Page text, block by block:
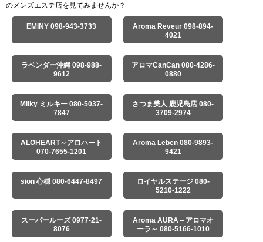
のメンズエステ店を見てみませんか？
EMINY 098-943-3733
Aroma Reveur 098-894-
4021
ラベンダー沖縄 098-988-
9612
アロマCanCan 080-4286-
0880
Milky ミルキー 080-5037-
7847
さつま美人 鹿児島店 080-
3709-2974
ALOHEART～アロハート
070-7655-1201
Aroma Leben 080-9893-
9421
sion 心穏 080-6447-8497
ロイヤルステージ 080-
5210-1222
スーパールーズ 0977-21-
8076
Aroma AURA～アロマオ
ーラ～ 080-5166-1010